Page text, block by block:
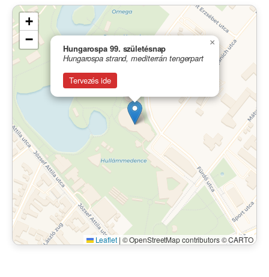
Hungarospa 99. születésnap
Hungarospa strand, mediterrán tengerpart
Tervezés ide
×
+
−
Leaflet | © OpenStreetMap contributors © CARTO